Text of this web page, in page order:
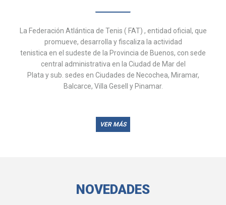
La Federación Atlántica de Tenis ( FAT) , entidad oficial, que
promueve, desarrolla y fiscaliza la actividad
tenistica en el sudeste de la Provincia de Buenos, con sede
central administrativa en la Ciudad de Mar del
Plata y sub. sedes en Ciudades de Necochea, Miramar,
Balcarce, Villa Gesell y Pinamar.
VER MÁS
NOVEDADES